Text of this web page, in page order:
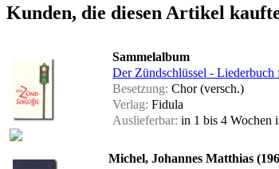
Kunden, die diesen Artikel
Sammelalbum
Der Zündschlüssel - Liederbuch
Besetzung: Chor (versch.)
Verlag: Fidula
Auslieferbar: in 1 bis 4 Wochen
Michel, Johannes Matthias